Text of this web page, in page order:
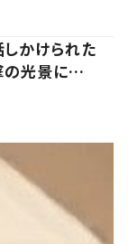
かけられた
の光景に…